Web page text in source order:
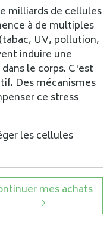
milliards de cellules
à de multiples
UV, pollution,
induire une
le corps. C'est
Des mécanismes
ce stress
les cellules
mes achats